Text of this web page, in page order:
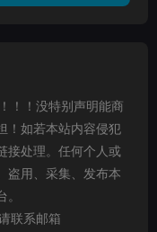
！！没特别声明能商
！如若本站内容侵犯
接处理。任何个人或
盗用、采集、发布本
联系邮箱